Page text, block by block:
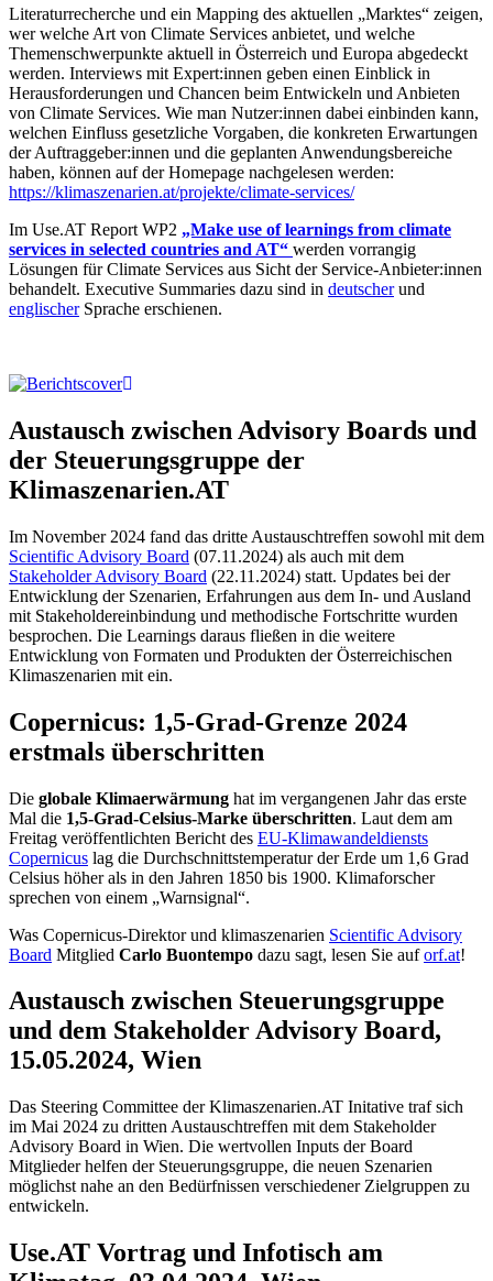
Literaturrecherche und ein Mapping des aktuellen „Marktes“ zeigen,
wer welche Art von Climate Services anbietet, und welche
Themenschwerpunkte aktuell in Österreich und Europa abgedeckt
werden. Interviews mit Expert:innen geben einen Einblick in
Herausforderungen und Chancen beim Entwickeln und Anbieten
von Climate Services. Wie man Nutzer:innen dabei einbinden kann,
welchen Einfluss gesetzliche Vorgaben, die konkreten Erwartungen
der Auftraggeber:innen und die geplanten Anwendungsbereiche
haben, können auf der Homepage nachgelesen werden:
https://klimaszenarien.at/projekte/climate-services/
Im Use.AT Report WP2 „Make use of learnings from climate
services in selected countries and AT“ werden vorrangig
Lösungen für Climate Services aus Sicht der Service-Anbieter:innen
behandelt. Executive Summaries dazu sind in deutscherund
englischerSprache erschienen.
Austausch zwischen Advisory Boards und
der Steuerungsgruppe der
Klimaszenarien.AT
Im November 2024 fand das dritte Austauschtreffen sowohl mit dem
Scientific Advisory Board (07.11.2024) als auch mit dem
Stakeholder Advisory Board (22.11.2024) statt. Updates bei der
Entwicklung der Szenarien, Erfahrungen aus dem In- und Ausland
mit Stakeholdereinbindung und methodische Fortschritte wurden
besprochen. Die Learnings daraus fließen in die weitere
Entwicklung von Formaten und Produkten der Österreichischen
Klimaszenarien mit ein.
Copernicus: 1,5-Grad-Grenze 2024
erstmals überschritten
Die globale Klimaerwärmung hat im vergangenen Jahr das erste
Mal die 1,5-Grad-Celsius-Marke überschritten. Laut dem am
Freitag veröffentlichten Bericht des EU-Klimawandeldiensts
Copernicus lag die Durchschnittstemperatur der Erde um 1,6 Grad
Celsius höher als in den Jahren 1850 bis 1900. Klimaforscher
sprechen von einem „Warnsignal“.
Was Copernicus-Direktor und klimaszenarien Scientific Advisory
Board Mitglied Carlo Buontempo dazu sagt, lesen Sie auforf.at!
Austausch zwischen Steuerungsgruppe
und dem Stakeholder Advisory Board,
15.05.2024, Wien
Das Steering Committee der Klimaszenarien.AT Initative traf sich
im Mai 2024 zu dritten Austauschtreffen mit dem Stakeholder
Advisory Board in Wien. Die wertvollen Inputs der Board
Mitglieder helfen der Steuerungsgruppe, die neuen Szenarien
möglichst nahe an den Bedürfnissen verschiedener Zielgruppen zu
entwickeln.
Use.AT Vortrag und Infotisch am